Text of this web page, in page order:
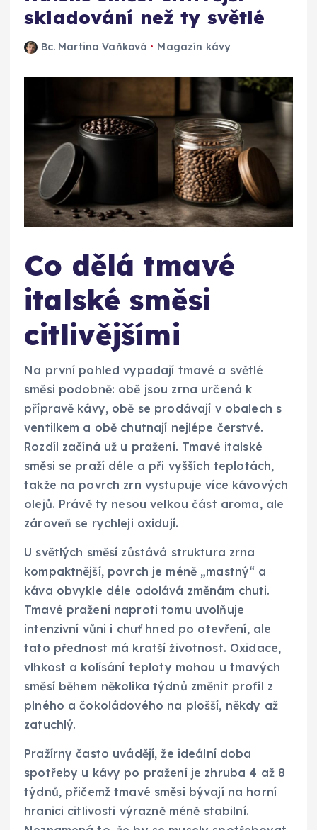
skladování než ty světlé
Bc. Martina Vaňková Magazín kávy
Co dělá tmavé
italské směsi
citlivějšími
Na první pohled vypadají tmavé a světlé
směsi podobně: obě jsou zrna určená k
přípravě kávy, obě se prodávají v obalech s
ventilkem a obě chutnají nejlépe čerstvé.
Rozdíl začíná už u pražení. Tmavé italské
směsi se praží déle a při vyšších teplotách,
takže na povrch zrn vystupuje více kávových
olejů. Právě ty nesou velkou část aroma, ale
zároveň se rychleji oxidují.
U světlých směsí zůstává struktura zrna
kompaktnější, povrch je méně „mastný“ a
káva obvykle déle odolává změnám chuti.
Tmavé pražení naproti tomu uvolňuje
intenzivní vůni i chuť hned po otevření, ale
tato přednost má kratší životnost. Oxidace,
vlhkost a kolísání teploty mohou u tmavých
směsí během několika týdnů změnit profil z
plného a čokoládového na plošší, někdy až
zatuchlý.
Pražírny často uvádějí, že ideální doba
spotřeby u kávy po pražení je zhruba 4 až 8
týdnů, přičemž tmavé směsi bývají na horní
hranici citlivosti výrazně méně stabilní.